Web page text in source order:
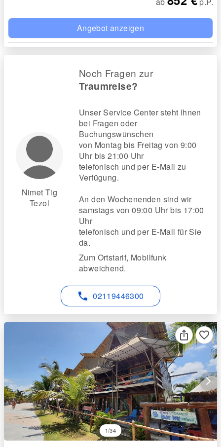
Angebot anzeigen
Nimet Tig
Tezol
Noch Fragen zur
Traumreise?
Unser Service Center steht Ihnen
bei Fragen oder
Buchungswünschen
von Montag bis Freitag von 9:00
Uhr bis 21:00 Uhr
telefonisch und per E-Mail zu
Verfügung.
An den Wochenenden sind wir
samstags von 09:00 Uhr bis 17:00
Uhr
telefonisch und per E-Mail für Sie
da.
Zum Ortstarif, Mobilfunk
abweichend.
phone 02119446300
arrow_forward_ios
1/34
favorite_border